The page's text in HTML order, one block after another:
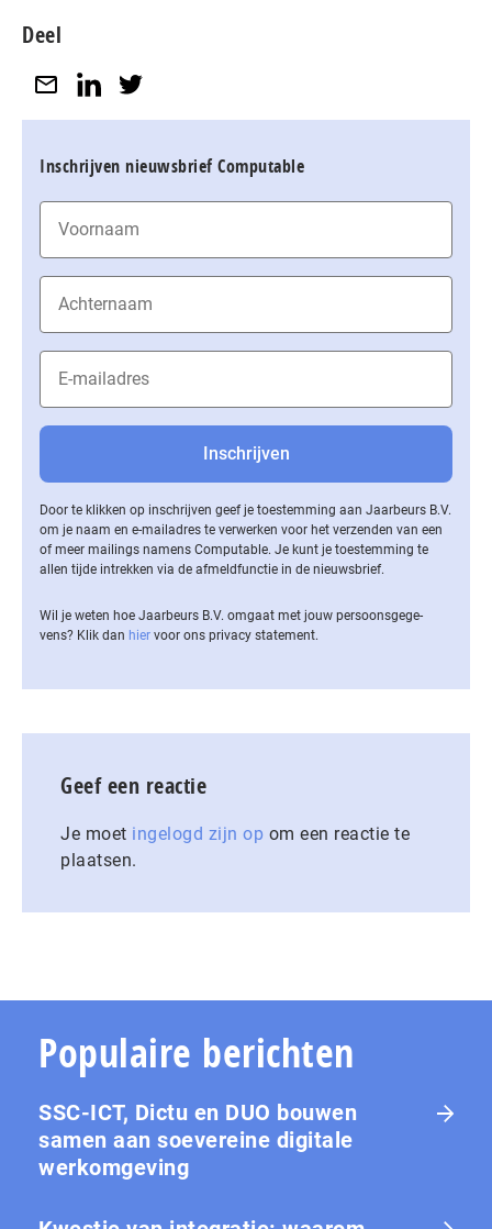
Deel
Inschrijven nieuwsbrief Computable
Door te klikken op inschrijven geef je toestemming aan Jaarbeurs B.V.
om je naam en e-mailadres te verwerken voor het verzenden van een
of meer mailings namens Computable. Je kunt je toestemming te
allen tijde intrekken via de af­meld­func­tie in de nieuwsbrief.
Wil je weten hoe Jaarbeurs B.V. omgaat met jouw per­soons­ge­ge­
vens? Klik dan hier voor ons privacy statement.
Geef een reactie
Je moet ingelogd zijn op om een reactie te
plaatsen.
Populaire berichten
SSC-ICT, Dictu en DUO bouwen
samen aan soevereine digitale
werkomgeving